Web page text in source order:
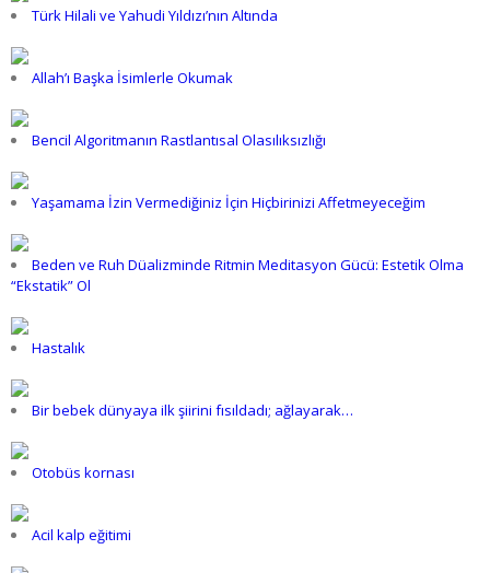
Türk Hilali ve Yahudi Yıldızı’nın Altında
Allah’ı Başka İsimlerle Okumak
Bencil Algoritmanın Rastlantısal Olasılıksızlığı
Yaşamama İzin Vermediğiniz İçin Hiçbirinizi Affetmeyeceğim
Beden ve Ruh Düalizminde Ritmin Meditasyon Gücü: Estetik Olma
“Ekstatik” Ol
Hastalık
Bir bebek dünyaya ilk şiirini fısıldadı; ağlayarak…
Otobüs kornası
Acil kalp eğitimi